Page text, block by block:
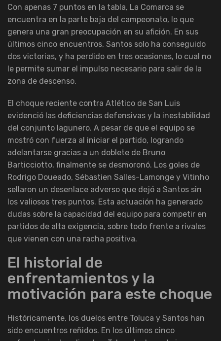
Con apenas 7 puntos en la tabla, La Comarca se
encuentra en la parte baja del campeonato, lo que
genera una gran preocupación en su afición. En sus
últimos cinco encuentros, Santos solo ha conseguido
dos victorias, y ha perdido en tres ocasiones, lo cual no
le permite sumar el impulso necesario para salir de la
zona de descenso.
El choque reciente contra Atlético de San Luis
evidenció las deficiencias defensivas y la inestabilidad
del conjunto lagunero. A pesar de que el equipo se
mostró con fuerza al iniciar el partido, logrando
adelantarse gracias a un doblete de Bruno
Barticciotto, finalmente se desmoronó. Los goles de
Rodrigo Doueado, Sébastien Salles-Lamonge y Vitinho
sellaron un desenlace adverso que dejó a Santos sin
los valiosos tres puntos. Esta actuación ha generado
dudas sobre la capacidad del equipo para competir en
partidos de alta exigencia, sobre todo frente a rivales
que vienen con una racha positiva.
El historial de
enfrentamientos y la
motivación para este choque
Históricamente, los duelos entre Toluca y Santos han
sido encuentros reñidos. En los últimos cinco